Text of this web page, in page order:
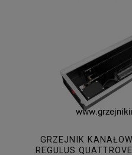
GRZEJNIK
REGULUS